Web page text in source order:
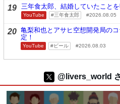
19 三年食太郎、結婚していたこと
YouTube 三年食太郎 2026.08.05
20 亀梨和也とアサヒ空想開発局の
定！
YouTube ビール 2026.08.03
@livers_world